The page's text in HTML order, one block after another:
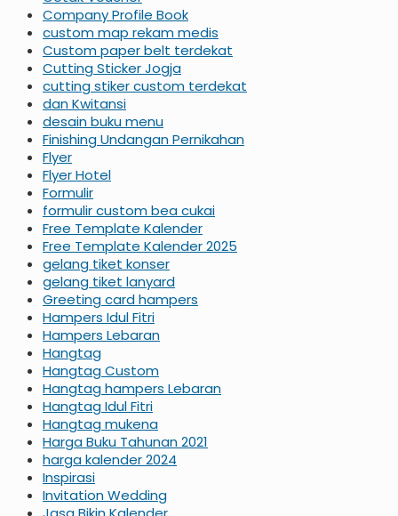
Company Profile Book
custom map rekam medis
Custom paper belt terdekat
Cutting Sticker Jogja
cutting stiker custom terdekat
dan Kwitansi
desain buku menu
Finishing Undangan Pernikahan
Flyer
Flyer Hotel
Formulir
formulir custom bea cukai
Free Template Kalender
Free Template Kalender 2025
gelang tiket konser
gelang tiket lanyard
Greeting card hampers
Hampers Idul Fitri
Hampers Lebaran
Hangtag
Hangtag Custom
Hangtag hampers Lebaran
Hangtag Idul Fitri
Hangtag mukena
Harga Buku Tahunan 2021
harga kalender 2024
Inspirasi
Invitation Wedding